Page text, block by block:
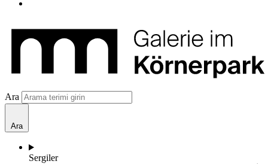
Ara
Ara
Sergiler